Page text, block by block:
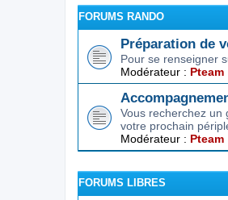
FORUMS RANDO
Préparation de
Pour se renseigner
Modérateur : Pteam
Vous recherchez un
votre prochain
Modérateur : Pteam
FORUMS LIBRES